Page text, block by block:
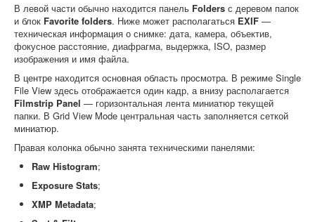
В левой части обычно находится панель Folders с деревом папок
и блок Favorite folders. Ниже может располагаться EXIF —
техническая информация о снимке: дата, камера, объектив,
фокусное расстояние, диафрагма, выдержка, ISO, размер
изображения и имя файла.
В центре находится основная область просмотра. В режиме Single
File View здесь отображается один кадр, а внизу располагается
Filmstrip Panel — горизонтальная лента миниатюр текущей
папки. В Grid View Mode центральная часть заполняется сеткой
миниатюр.
Правая колонка обычно занята техническими панелями:
Raw Histogram;
Exposure Stats;
XMP Metadata;